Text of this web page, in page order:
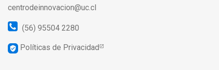
centrodeinnovacion@uc.cl
(56) 95504 2280
verified_user Políticas de Privacidad